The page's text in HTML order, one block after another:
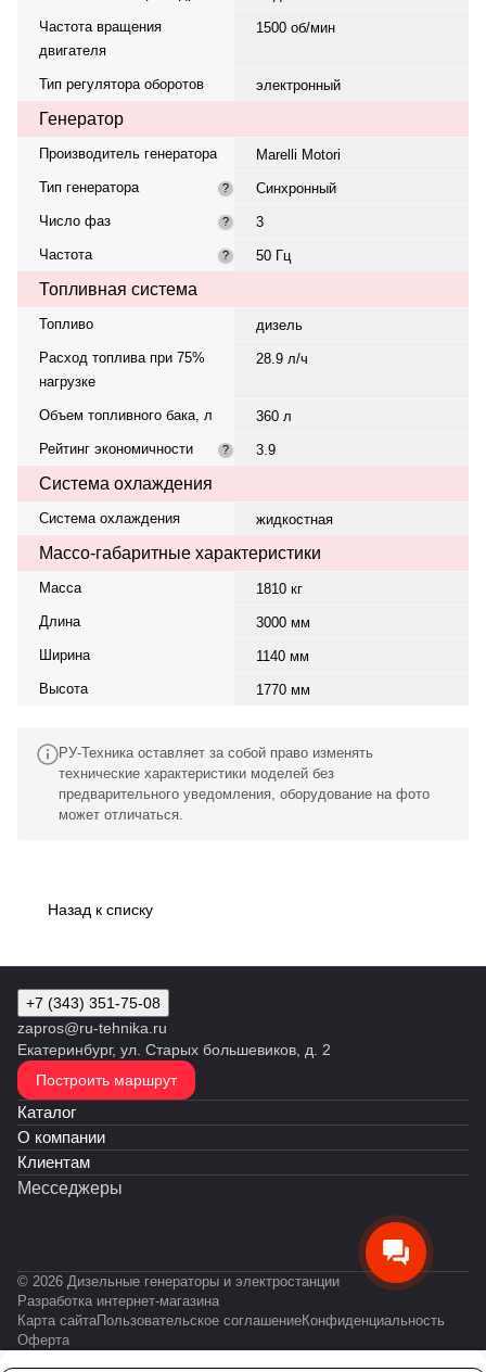
Частота вращения
двигателя
1500 об/мин
Тип регулятора оборотов электронный
Генератор
Производитель генератора
Marelli Motori
Тип генератора
?
Синхронный
Число фаз
?
3
Частота
? 50 Гц
Топливная система
Топливо
дизель
Расход топлива при 75%
нагрузке
28.9 л/ч
Объем топливного бака, л
360 л
Рейтинг экономичности
? 3.9
Система охлаждения
Система охлаждения жидкостная
Массо-габаритные характеристики
Масса
1810 кг
Длина
3000 мм
Ширина
1140 мм
Высота
1770 мм
РУ-Техника оставляет за собой право изменять
технические характеристики моделей без
предварительного уведомления, оборудование на фото
может отличаться.
Назад к списку
+7 (343) 351-75-08
zapros@ru-tehnika.ru
Екатеринбург, ул. Старых большевиков, д. 2
Построить маршрут
Каталог
О компании
Клиентам
Месседжеры
© 2026 Дизельные генераторы и электростанции
Разработка интернет-магазина
Карта сайтаПользовательское соглашениеКонфиденциальность
Оферта